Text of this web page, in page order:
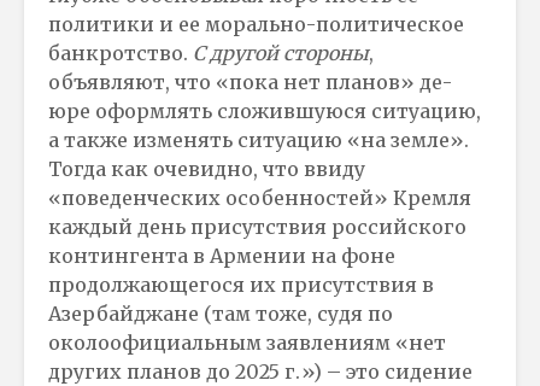
политики и ее морально-политическое
банкротство. С другой стороны,
объявляют, что «пока нет планов» де-
юре оформлять сложившуюся ситуацию,
а также изменять ситуацию «на земле».
Тогда как очевидно, что ввиду
«поведенческих особенностей» Кремля
каждый день присутствия российского
контингента в Армении на фоне
продолжающегося их присутствия в
Азербайджане (там тоже, судя по
околоофициальным заявлениям «нет
других планов до 2025 г.») – это сидение